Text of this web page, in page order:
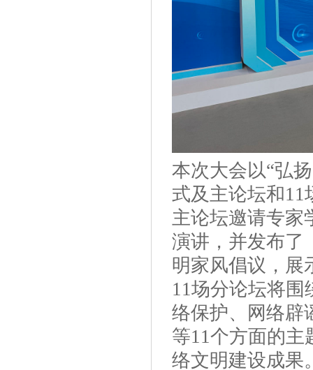
本次大会以“弘
式及主论坛和11
主论坛邀请专家
演讲，并发布了
明家风倡议，展
11场分论坛将
络保护、网络辟
等11个方面的主
络文明建设成果